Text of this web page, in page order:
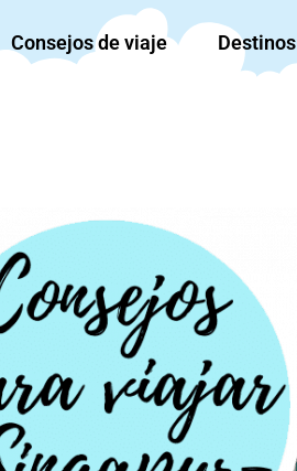
Consejos de viaje Destinos